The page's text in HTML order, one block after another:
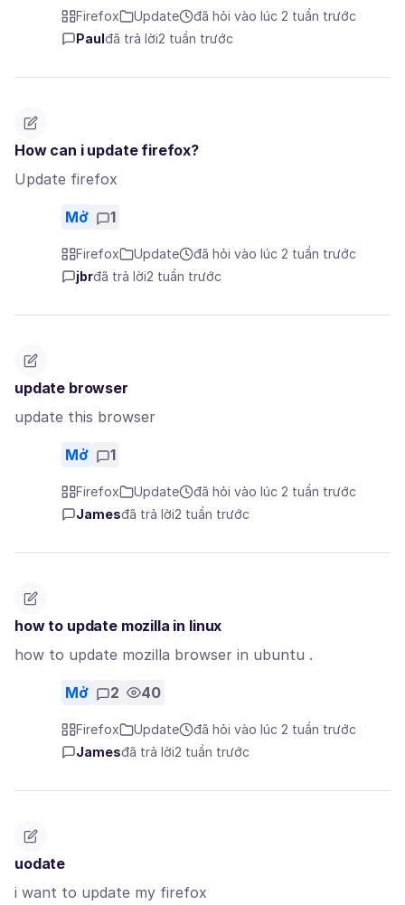
Firefox Update
đã hỏi vào lúc 2 tuần trước
Paul đã trả lời2 tuần trước
How can i update firefox?
Update firefox
Mở 1
Firefox Update
đã hỏi vào lúc 2 tuần trước
jbrđã trả lời2 tuần trước
update browser
update this browser
Mở 1
Firefox Update
đã hỏi vào lúc 2 tuần trước
Jamesđã trả lời2 tuần trước
how to update mozilla in linux
how to update mozilla browser in ubuntu .
Mở 2 40
Firefox Update
đã hỏi vào lúc 2 tuần trước
Jamesđã trả lời2 tuần trước
uodate
i want to update my firefox